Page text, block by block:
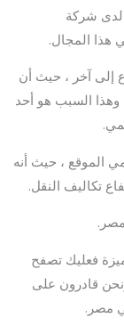
لدى شركة
هذا المجال.
إلى آخر ، حيث أن
السبب هو أحد
الموقع ، حيث أنه
تكاليف النقل.
فعليك تصفح
قادرون على
مصر.